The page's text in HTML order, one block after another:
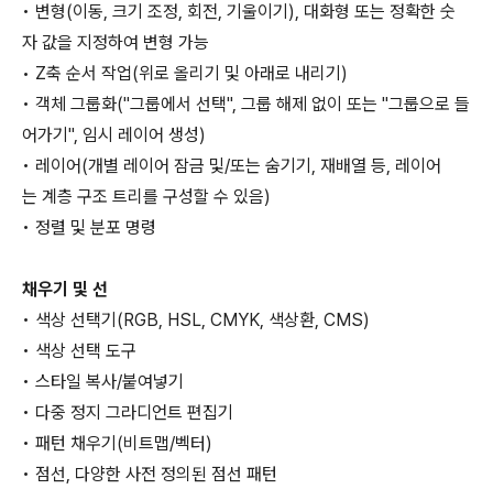
• 변형(이동, 크기 조정, 회전, 기울이기), 대화형 또는 정확한 숫
자 값을 지정하여 변형 가능
• Z축 순서 작업(위로 올리기 및 아래로 내리기)
• 객체 그룹화("그룹에서 선택", 그룹 해제 없이 또는 "그룹으로 들
어가기", 임시 레이어 생성)
• 레이어(개별 레이어 잠금 및/또는 숨기기, 재배열 등, 레이어
는 계층 구조 트리를 구성할 수 있음)
• 정렬 및 분포 명령
채우기 및 선
• 색상 선택기(RGB, HSL, CMYK, 색상환, CMS)
• 색상 선택 도구
• 스타일 복사/붙여넣기
• 다중 정지 그라디언트 편집기
• 패턴 채우기(비트맵/벡터)
• 점선, 다양한 사전 정의된 점선 패턴